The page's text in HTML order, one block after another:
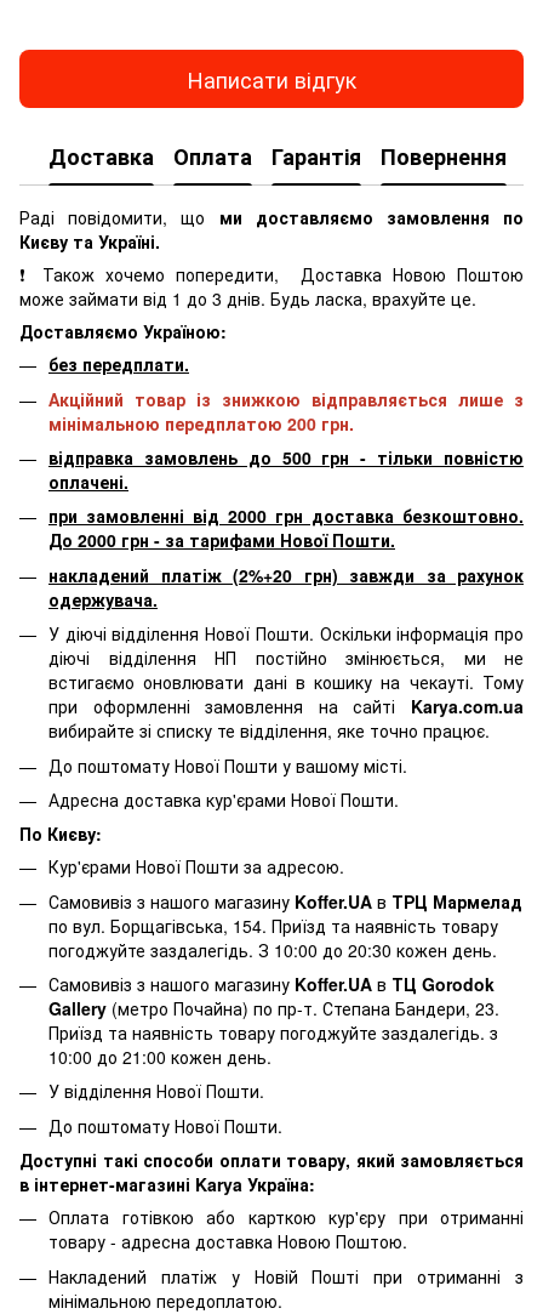
Написати відгук
Доставка Оплата Гарантія Повернення
Раді повідомити, що ми доставляємо замовлення по
Києву та Україні.
❗ Також хочемо попередити, Доставка Новою Поштою
може займати від 1 до 3 днів. Будь ласка, врахуйте це.
Доставляємо Україною:
без передплати.
Акційний товар із знижкою відправляється лише з
мінімальною передплатою 200 грн.
відправка замовлень до 500 грн - тільки повністю
оплачені.
при замовленні від 2000 грн доставка безкоштовно.
До 2000 грн - за тарифами Нової Пошти.
накладений платіж (2%+20 грн) завжди за рахунок
одержувача.
У діючі відділення Нової Пошти. Оскільки інформація про
діючі відділення НП постійно змінюється, ми не
встигаємо оновлювати дані в кошику на чекауті. Тому
при оформленні замовлення на сайті Karya.com.ua
вибирайте зі списку те відділення, яке точно працює.
До поштомату Нової Пошти у вашому місті.
Адресна доставка кур'єрами Нової Пошти.
По Києву:
Кур'єрами Нової Пошти за адресою.
Самовивіз з нашого магазину Koffer.UA в ТРЦ Мармелад
по вул. Борщагівська, 154. Приїзд та наявність товару
погоджуйте заздалегідь. З 10:00 до 20:30 кожен день.
Самовивіз з нашого магазину Koffer.UA в ТЦ Gorodok
Gallery (метро Почайна) по пр-т. Степана Бандери, 23.
Приїзд та наявність товару погоджуйте заздалегідь. з
10:00 до 21:00 кожен день.
У відділення Нової Пошти.
До поштомату Нової Пошти.
Доступні такі способи оплати товару, який замовляється
в інтернет-магазині Karya Україна:
Оплата готівкою або карткою кур'єру при отриманні
товару - адресна доставка Новою Поштою.
Накладений платіж у Новій Пошті при отриманні з
мінімальною передоплатою.